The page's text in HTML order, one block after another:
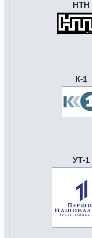
НТН
К-1
УТ-1